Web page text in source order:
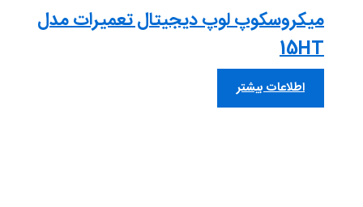
میکروسکوپ لوپ دیجیتال تعمیرات مدل
15HT
اطلاعات بیشتر